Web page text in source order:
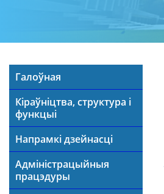
Галоўная
Кіраўніцтва, структура і
функцыі
Напрамкі дзейнасці
Адміністрацыйныя
працэдуры